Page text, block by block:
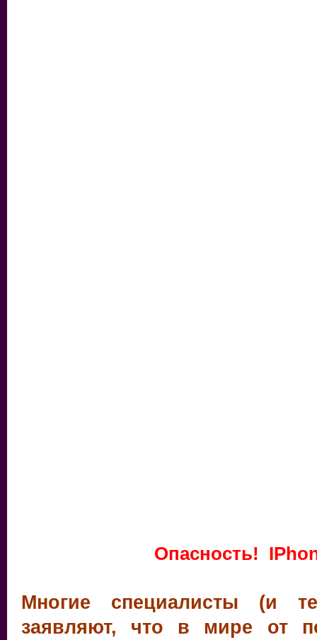
Опасность!
Многие специалисты (и
заявляют, что в мире от